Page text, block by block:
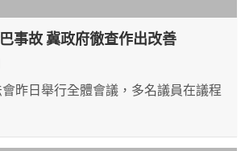
事故 冀政府徹查作出改善
會昨日舉行全體會議，多名議員在議程